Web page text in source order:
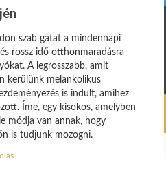
szab gátat a mindennapi
rossz idő otthonmaradásra
A legrosszabb, amit
kerülünk melankolikus
is indult, amihez
Íme, egy kisokos, amelyben
módja van annak, hogy
is tudjunk mozogni.